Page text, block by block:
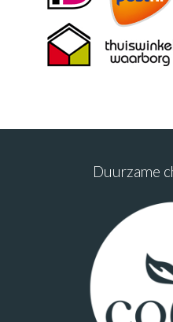
Duurzame